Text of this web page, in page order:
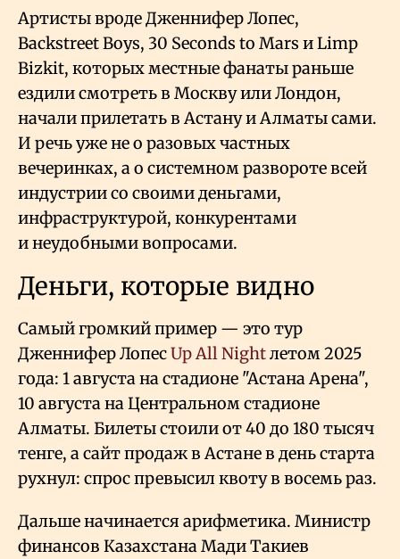
Все новости
Артисты вроде Дженнифер Лопес,
Backstreet Boys, 30 Seconds to Mars и Limp
Bizkit, которых местные фанаты раньше
ездили смотреть в Москву или Лондон,
начали прилетать в Астану и Алматы сами.
И речь уже не о разовых частных
вечеринках, а о системном развороте всей
индустрии со своими деньгами,
инфраструктурой, конкурентами
и неудобными вопросами.
Деньги, которые видно
Самый громкий пример — это тур
Дженнифер ЛопесUp All Nightлетом 2025
года: 1 августа на стадионе "Астана Арена",
10 августа на Центральном стадионе
Алматы. Билеты стоили от 40 до 180 тысяч
тенге, а сайт продаж в Астане в день старта
рухнул: спрос превысил квоту в восемь раз.
Дальше начинается арифметика. Министр
финансов Казахстана Мади Такиев